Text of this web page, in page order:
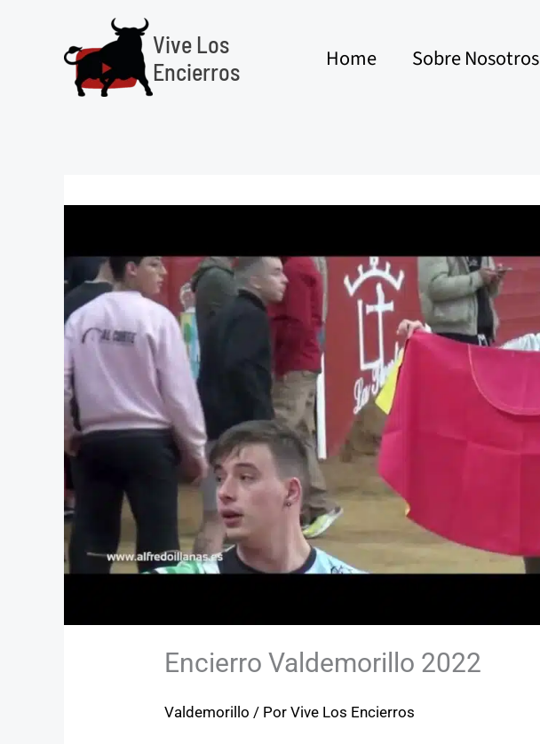
contenido
Vive Los
Encierros
Home Sobre Nosotros
Encierro Valdemorillo 2022
Valdemorillo / PorVive Los Encierros